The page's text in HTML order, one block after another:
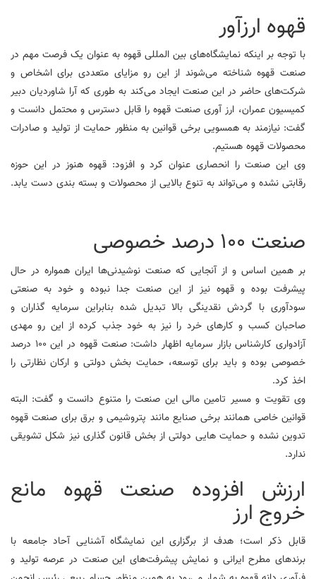
قهوه ارزآور
با توجه بر اینکه نمایشگاه‌های بین المللی قهوه به عنوان یک فرصت مهم در
صنعت قهوه شناخته می‌شوند از این رو مزایای متعددی برای اشخاص و
شرکت‌های حاضر در این صنعت ایجاد می‌کند به طوری که آرا شاوردیان دبیر
کمیسیون عمران، ارز آوری صنعت قهوه را قابل دسترس و محتمل دانست و
گفت: نیازمند به همسویی برخی قوانین به منظور حمایت از تولید و صادرات
محصولات قهوه هستیم.
وی این صنعت را انحصاری عنوان کرد و افزود: قهوه هنوز در این حوزه
رقابتی نشده و می‌تواند به تنوع بالایی از محصولات و بسته بندی دست یابد.
صنعت 100 درصد خصوصی
بر همین اساس و از آنجایی که صنعت نوشیدنی‌ها ایران همواره در حال
پیشرفت بوده و قهوه نیز از این صنعت جدا نبوده و خود به صنعتی
سودآوری با گردش نقدینگی بالا تبدیل شده بنابراین سرمایه گذاران و
صاحبان کسب و کارهای خرد را نیز به خود جذب کرده از این رو مهدی
آزادواری کارشناس بازار سرمایه اظهار داشت: صنعت قهوه در این 100 درصد
خصوصی بوده و باید برای توسعه، حمایت بخش دولتی و ارکان نظارتی را
اخذ کرد.
وی تقویت و مسیر تامین مالی این صنعت را متنوع دانست و گفت: البته
قوانین خاصی همانند برخی صنایع مانند پتروشیمی و برق برای صنعت قهوه
تدوین نشده و حمایت هایی دولتی از بخش قانون گذاری نیز شکل تشویقی
ندارد.
ارزش افزوده صنعت قهوه مانع
خروج ارز
قابل ذکر است؛ هدف از برگزاری این نمایشگاه آشنایی آحاد جامعه با
برندهای مطرح ایرانی و نمایش پیشرفت‌های این صنعت در عرصه تولید و